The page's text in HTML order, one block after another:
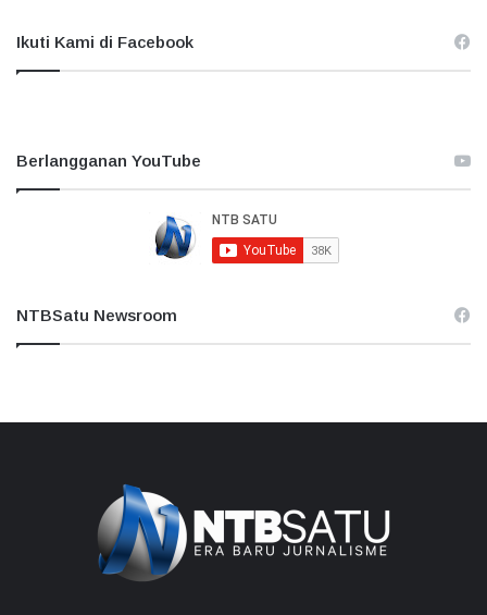
Ikuti Kami di Facebook
Berlangganan YouTube
NTBSatu Newsroom